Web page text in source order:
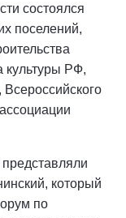
состоялся
поселений,
культуры РФ,
Всероссийского
который
по